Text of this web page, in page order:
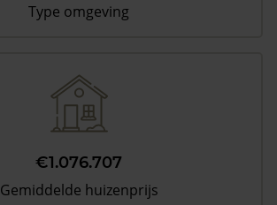
Type omgeving
€1.076.707
Gemiddelde huizenprijs